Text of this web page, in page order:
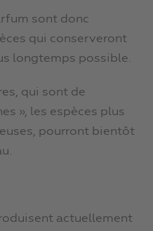
sont donc
qui conserveront
longtemps possible.
qui sont de
», les espèces plus
pourront bientôt
actuellement